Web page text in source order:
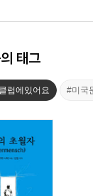
태그
럽에있어요 #미국